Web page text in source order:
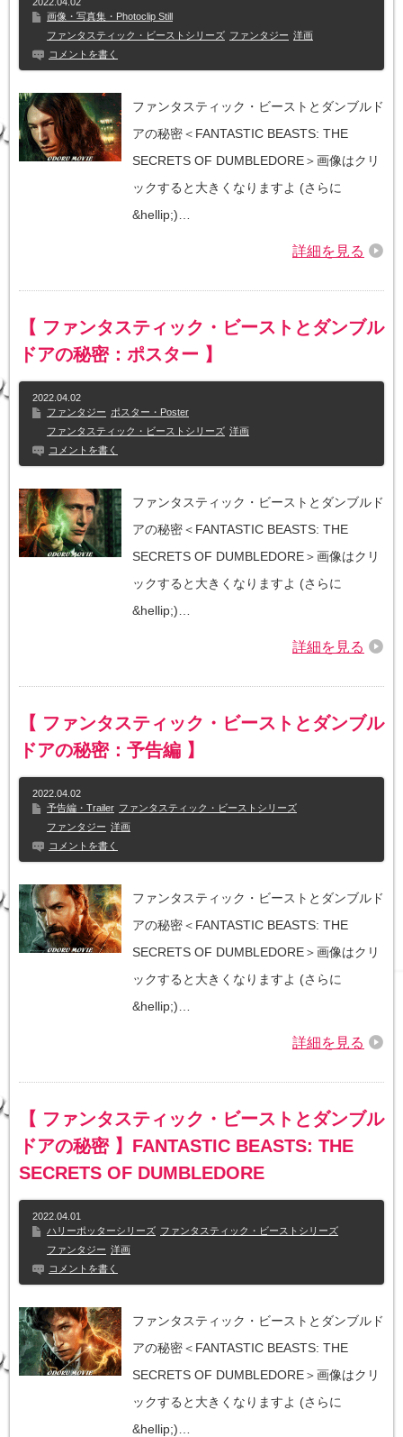
画像・写真集・Photoclip Still
ファンタスティック・ビーストシリーズ ファンタジー 洋画
コメントを書く
ファンタスティック・ビーストとダンブルド
アの秘密＜FANTASTIC BEASTS: THE
SECRETS OF DUMBLEDORE＞画像はクリ
ックすると大きくなりますよ (さらに
&hellip;)…
詳細を見る
【 ファンタスティック・ビーストとダンブル
ドアの秘密：ポスター 】
2022.04.02
ファンタジー ポスター・Poster
ファンタスティック・ビーストシリーズ 洋画
コメントを書く
ファンタスティック・ビーストとダンブルド
アの秘密＜FANTASTIC BEASTS: THE
SECRETS OF DUMBLEDORE＞画像はクリ
ックすると大きくなりますよ (さらに
&hellip;)…
詳細を見る
【 ファンタスティック・ビーストとダンブル
ドアの秘密：予告編 】
2022.04.02
予告編・Trailer ファンタスティック・ビーストシリーズ
ファンタジー 洋画
コメントを書く
ファンタスティック・ビーストとダンブルド
アの秘密＜FANTASTIC BEASTS: THE
SECRETS OF DUMBLEDORE＞画像はクリ
ックすると大きくなりますよ (さらに
&hellip;)…
詳細を見る
【 ファンタスティック・ビーストとダンブル
ドアの秘密 】FANTASTIC BEASTS: THE
SECRETS OF DUMBLEDORE
2022.04.01
ハリーポッターシリーズ ファンタスティック・ビーストシリーズ
ファンタジー 洋画
コメントを書く
ファンタスティック・ビーストとダンブルド
アの秘密＜FANTASTIC BEASTS: THE
SECRETS OF DUMBLEDORE＞画像はクリ
ックすると大きくなりますよ (さらに
&hellip;)…